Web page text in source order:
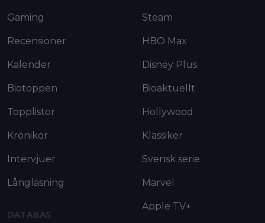
Gaming
Recensioner
Kalender
Biotoppen
Topplistor
Krönikor
Intervjuer
Långläsning
DATABAS
Steam
HBO Max
Disney Plus
Bioaktuellt
Hollywood
Klassiker
Svensk serie
Marvel
Apple TV+